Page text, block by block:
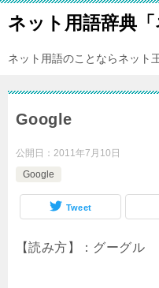
ネット用語辞典「
ネット用語のことならネット
Google
公開日： 2011年7月10日
Google
Tweet
【読み方】：グーグル